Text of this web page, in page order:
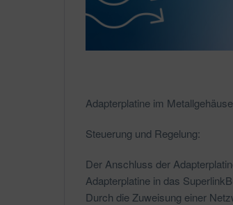
Adapterplatine im
Steuerung und Regelung:
Der Anschluss der
Adapterplatine in das
Durch die Zuweisung einer